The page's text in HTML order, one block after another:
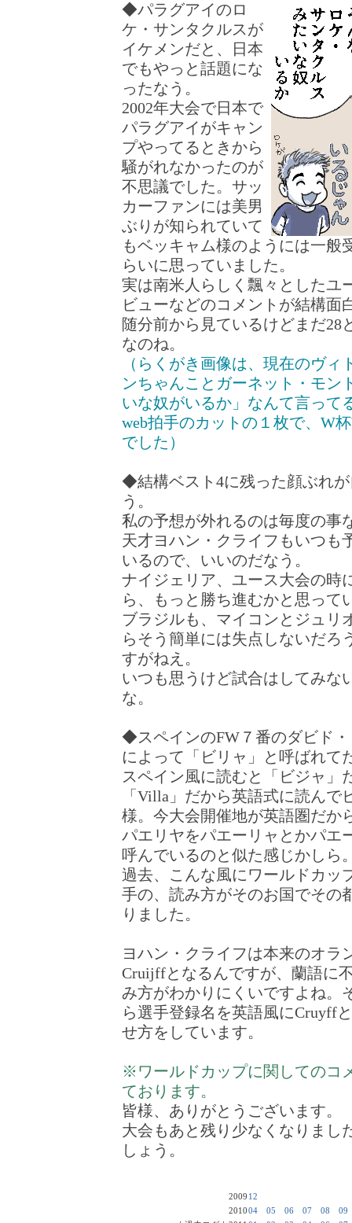
◆パラグアイのロ
ケ・サンタクルスが
イケメンだと、日本
でもやっと話題にな
ったなう。
2002年大会で日本で
パラグアイがキャン
プやってるときから
騒がれなかったのが
不思議でした。サッ
カーファンには美男
ぶりが知られていて
もベッキャム様のようには一般
らいに思っていました。
実は南米人らしく飄々としたユ
ビューなどのコメントが結構面
随分前から見ているけどまだ28
なのね。
（らくがき画像は、現在のヴィ
ンちゃんことガーネット・モン
いな奴がいるか」なんて言って
web拍手のカットの１枚で、W
でした）
◆結構ベスト4に残った顔ぶれ
う。
私の予想が外れるのは毎度の事
天才ヨハン・クライフもいつも
いるので、いいのだなう。
ナイジェリア、ユース大会の時
ら、もっと勝ち進むかと思っ
ブラジルも、マイコンとジュリ
らそう簡単には失点しないだろ
すがねえ。
いつも思うけど試合はしてみな
な。
◆スペインのFW７番のダビド
によって「ビリャ」と呼ばれて
スペイン風に読むと「ビジャ」
「Villa」だから英語式に読んで
様。今大会開催地が英語圏だか
パエリヤをパエーリャとかパエ
呼んでいるのと似た感じかしら
過去、こんな風にワールドカッ
手の、読み方がそのお国でその
りました。
ヨハン・クライフは本来のオラ
Cruijffとなるんですが、蘭語に
み方がわかりにくいですよね。
ら選手登録名を英語風にCruyff
せ方をしています。
※ワールドカップに関してのコ
ております。
皆様、ありがとうございます。
大会もあと残り少なくなりまし
しょう。
2009 12
201004 05 06 07 08
09